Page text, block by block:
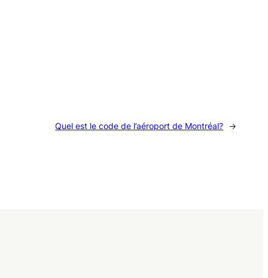
Quel est le code de l’aéroport de Montréal? →